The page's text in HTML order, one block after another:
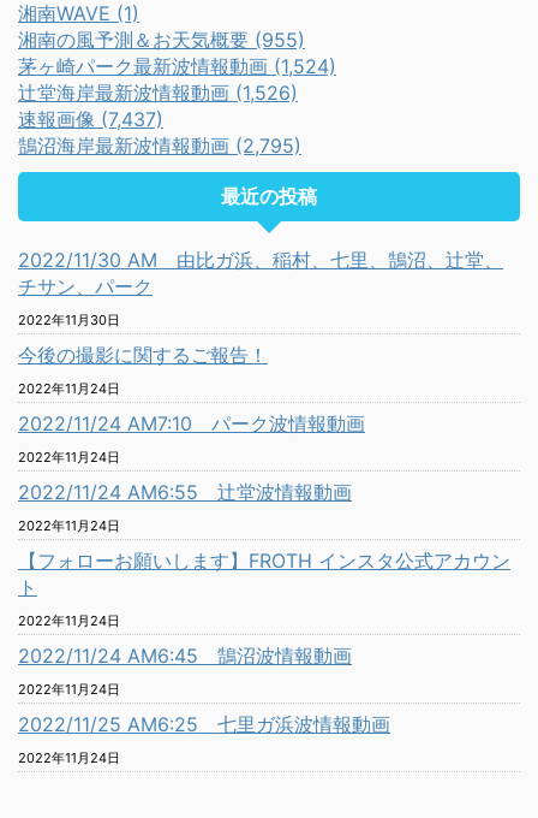
湘南WAVE (1)
湘南の風予測＆お天気概要 (955)
茅ヶ崎パーク最新波情報動画 (1,524)
辻堂海岸最新波情報動画 (1,526)
速報画像 (7,437)
鵠沼海岸最新波情報動画 (2,795)
最近の投稿
2022/11/30 AM 由比ガ浜、稲村、七里、鵠沼、辻堂、
チサン、パーク
2022年11月30日
今後の撮影に関するご報告！
2022年11月24日
2022/11/24 AM7:10 パーク波情報動画
2022年11月24日
2022/11/24 AM6:55 辻堂波情報動画
2022年11月24日
【フォローお願いします】FROTH インスタ公式アカウン
ト
2022年11月24日
2022/11/24 AM6:45 鵠沼波情報動画
2022年11月24日
2022/11/25 AM6:25 七里ガ浜波情報動画
2022年11月24日